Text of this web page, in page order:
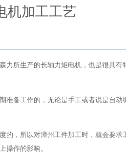
机加工工艺
所生产的长轴力矩电机，也是很具有
备工作的，无论是手工或者说是自
的，所以对漳州工件加工时，就会要
操作的影响。